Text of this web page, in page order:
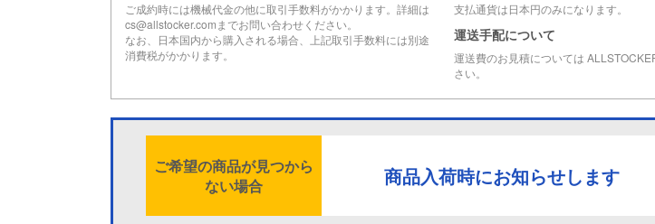
ご成約時には機械代金の他に取引手数料がかかります。詳細は
cs@allstocker.comまでお問い合わせください。
なお、日本国内から購入される場合、上記取引手数料には別途
消費税がかかります。
支払通貨は日本円のみになります。
運送手配について
運送費のお見積については
さい。
ご希望の商品が見つから
ない場合
商品入荷時にお知らせします